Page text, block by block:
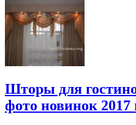
Шторы для
фото новинок 2017